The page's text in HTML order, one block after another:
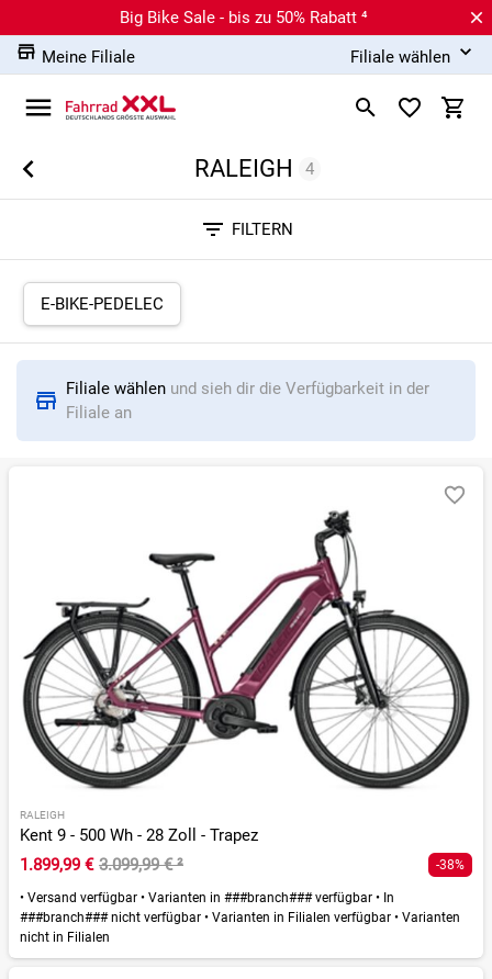
Big Bike Sale - bis zu 50% Rabatt ⁴
Meine Filiale
Filiale wählen
RALEIGH 4
E-BIKE-PEDELEC
FILTERN
Filiale wählen und sieh dir die Verfügbarkeit in der
Filiale an
RALEIGH
Kent 9 - 500 Wh - 28 Zoll - Trapez
1.899,99 € 3.099,99 €² -38%
• Versand verfügbar • Varianten in ###branch### verfügbar • In
###branch### nicht verfügbar • Varianten in Filialen verfügbar • Varianten
nicht in Filialen